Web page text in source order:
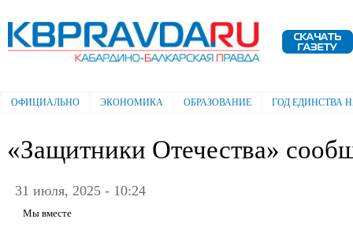
Электронная газета "Кабардино-
Балкарская правда"
Главное меню
ОФИЦИАЛЬНО ЭКОНОМИКА ОБРАЗОВАНИЕ ГОД ЕДИНСТВА
«Защитники Отечества»
31 июля, 2025 - 10:24
Мы вместе